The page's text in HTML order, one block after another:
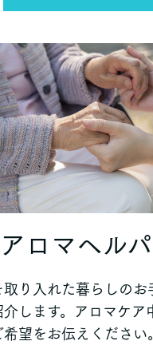
アロマヘル
取り入れた暮らしのお
介します。アロマケア
希望をお伝えください